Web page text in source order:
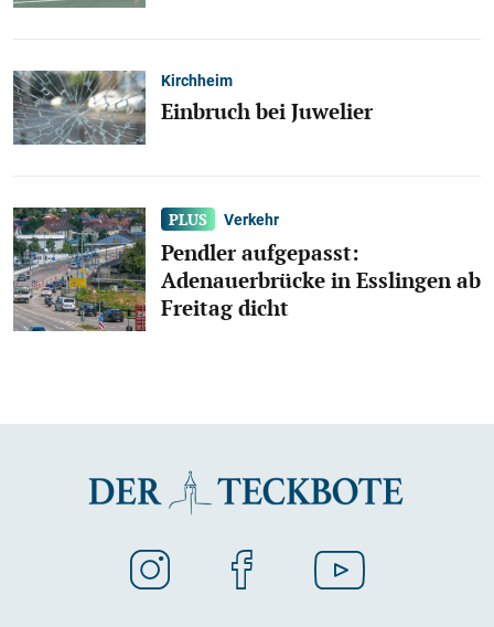
Kirchheim
Einbruch bei Juwelier
Verkehr
Pendler aufgepasst:
Adenauerbrücke in Esslingen ab
Freitag dicht